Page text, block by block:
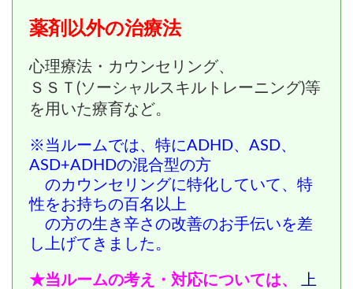
薬剤以外の治療法
心理療法・カウンセリング、
ＳＳＴ(ソーシャルスキルトレーニング)等
を用いた療育など。
※当ルームでは、特にADHD、ASD、
ASD+ADHDの混合型の方
のカウンセリングに特化していて、特
性をお持ちの百名以上
の方の生き辛さの改善のお手伝いを差
し上げてきました。
★当ルームの考え・対応については、
上